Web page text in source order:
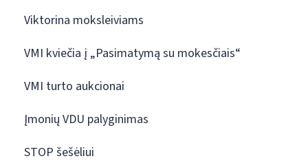
Viktorina moksleiviams
VMI kviečia į „Pasimatymą su mokesčiais“
VMI turto aukcionai
Įmonių VDU palyginimas
STOP šešėliui